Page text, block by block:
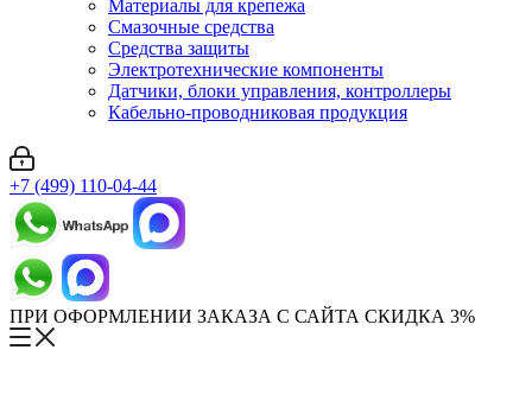
Материалы для крепежа
Смазочные средства
Средства защиты
Электротехнические компоненты
Датчики, блоки управления, контроллеры
Кабельно-проводниковая продукция
+7 (499) 110-04-44
ПРИ ОФОРМЛЕНИИ ЗАКАЗА С САЙТА СКИДКА 3%